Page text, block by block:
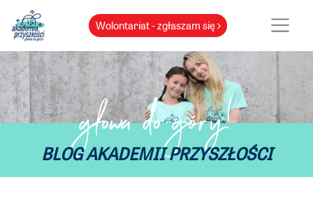
Wolontariat - zgłaszam się
głowa do góry!
BLOG AKADEMII PRZYSZŁOŚCI